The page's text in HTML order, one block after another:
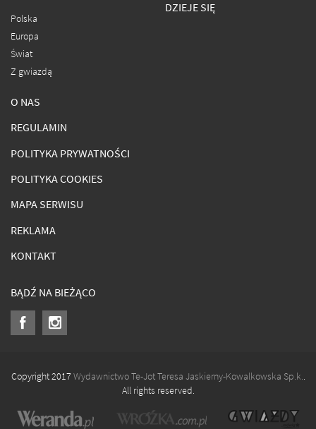
Polska
Europa
Świat
Z gwiazdą
DZIEJE SIĘ
O NAS
REGULAMIN
POLITYKA PRYWATNOŚCI
POLITYKA COOKIES
MAPA SERWISU
REKLAMA
KONTAKT
BĄDŹ NA BIEŻĄCO
Copyright 2017Wydawnictwo Te-Jot Teresa Jaskierny-Kowalkowska Sp.k..
All rights reserved.